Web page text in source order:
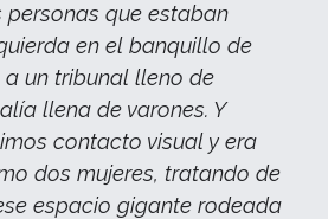
que estaban
en el banquillo de
un tribunal lleno de
llena de varones. Y
contacto visual y era
dos mujeres, tratando de
espacio gigante rodeada